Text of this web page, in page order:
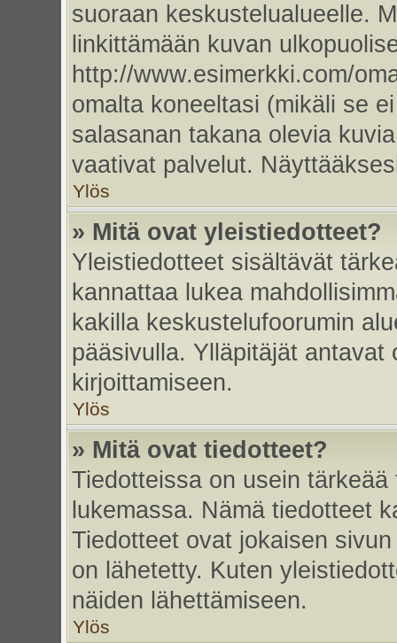
suoraan keskustelualueelle.
linkittämään kuvan
http://www.esimerkki.com/
omalta koneeltasi (mikäli se
salasanan takana olevia
vaativat palvelut.
Ylös
» Mitä ovat yleistiedotteet?
Yleistiedotteet sisältävät
kannattaa lukea
kakilla keskustelufoorumin
pääsivulla. Ylläpitäjät antavat
kirjoittamiseen.
Ylös
» Mitä ovat tiedotteet?
Tiedotteissa on usein
lukemassa. Nämä tiedotteet
Tiedotteet ovat jokaisen
on lähetetty. Kuten
näiden lähettämiseen.
Ylös